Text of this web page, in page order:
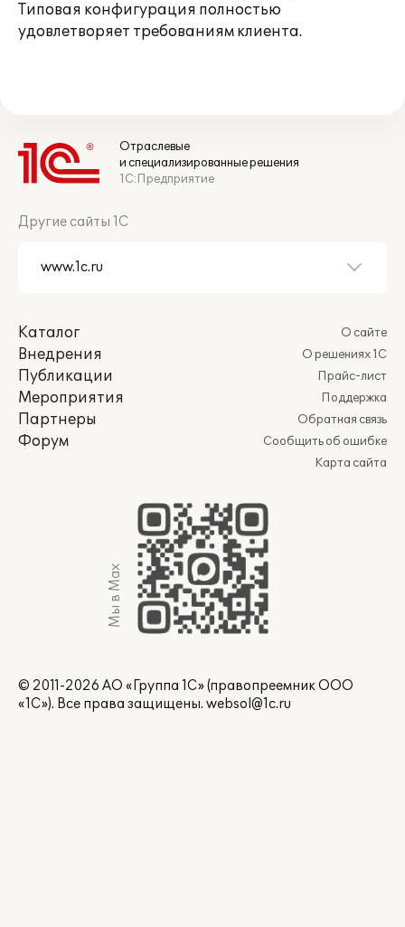
Типовая конфигурация полностью
удовлетворяет требованиям клиента.
Отраслевые
и специализированные решения
1С:Предприятие
Другие сайты 1С
Каталог
Внедрения
Публикации
Мероприятия
Партнеры
Форум
О сайте
О решениях 1С
Прайс-лист
Поддержка
Обратная связь
Сообщить об ошибке
Карта сайта
Мы в Max
© 2011-2026 АО «Группа 1С» (правопреемник ООО
«1С»). Все права защищены. websol@1c.ru